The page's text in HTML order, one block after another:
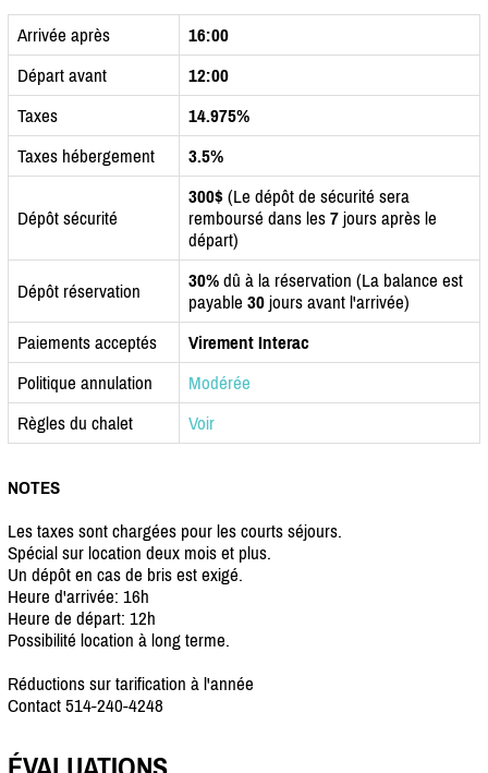
Arrivée après
16:00
Départ avant
12:00
Taxes
14.975%
Taxes hébergement
3.5%
Dépôt sécurité
300$ (Le dépôt de sécurité sera
remboursé dans les 7 jours après le
départ)
Dépôt réservation 30% dû à la réservation (La balance est
payable 30 jours avant l'arrivée)
Paiements acceptés
Virement Interac
Politique annulation
Modérée
Règles du chalet
Voir
NOTES
Les taxes sont chargées pour les courts séjours.
Spécial sur location deux mois et plus.
Un dépôt en cas de bris est exigé.
Heure d'arrivée: 16h
Heure de départ: 12h
Possibilité location à long terme.
Réductions sur tarification à l'année
Contact 514-240-4248